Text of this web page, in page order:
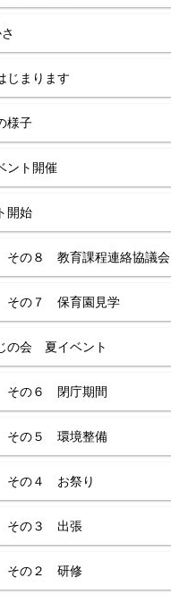
じまります
様子
ント開催
開始
その８ 教育課程連絡協議会
その７ 保育園見学
の会 夏イベント
その６ 閉庁期間
その５ 環境整備
その４ お祭り
その３ 出張
その２ 研修